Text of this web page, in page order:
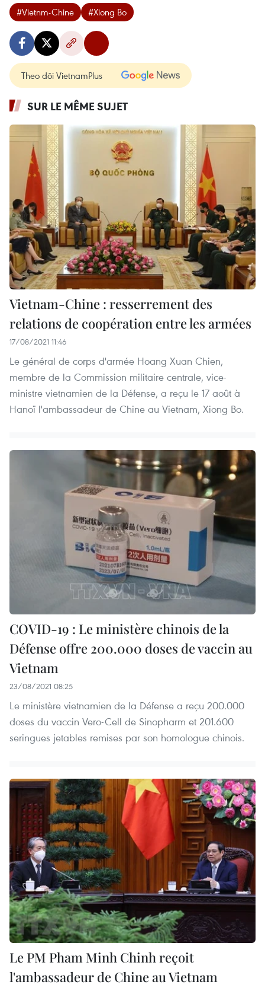
#Vietnm-Chine #Xiong Bo
Theo dõi VietnamPlus
SUR LE MÊME SUJET
Vietnam-Chine : resserrement des
relations de coopération entre les armées
17/08/2021 11:46
Le général de corps d'armée Hoang Xuan Chien,
membre de la Commission militaire centrale, vice-
ministre vietnamien de la Défense, a reçu le 17 août à
Hanoï l'ambassadeur de Chine au Vietnam, Xiong Bo.
COVID-19 : Le ministère chinois de la
Défense offre 200.000 doses de vaccin au
Vietnam
23/08/2021 08:25
Le ministère vietnamien de la Défense a reçu 200.000
doses du vaccin Vero-Cell de Sinopharm et 201.600
seringues jetables remises par son homologue chinois.
Le PM Pham Minh Chinh reçoit
l'ambassadeur de Chine au Vietnam